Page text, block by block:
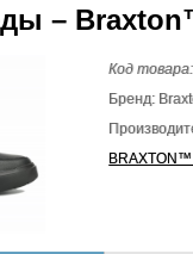
–
Код товара:
Бренд: